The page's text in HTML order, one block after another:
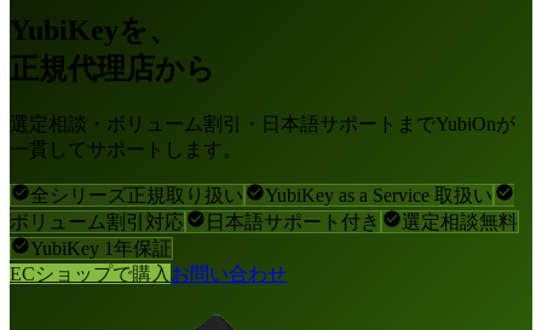
YubiKeyを、
正規代理店から
選定相談・ボリューム割引・日本語サポートまでYubiOnが
一貫してサポートします。
全シリーズ正規取り扱い
YubiKey as a Service 取扱い
ボリューム割引対応
日本語サポート付き
選定相談無料
YubiKey 1年保証
ECショップで購入 お問い合わせ